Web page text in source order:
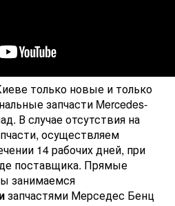
только новые и только
запчасти Mercedes-
В случае отсутствия на
осуществляем
14 рабочих дней, при
поставщика. Прямые
занимаемся
запчастями Мерседес Бенц